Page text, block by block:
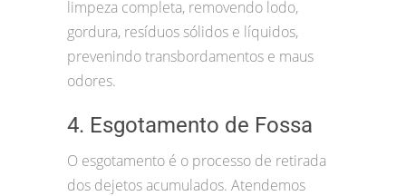
limpeza completa, removendo lodo,
gordura, resíduos sólidos e líquidos,
prevenindo transbordamentos e maus
odores.
4. Esgotamento de Fossa
O esgotamento é o processo de retirada
dos dejetos acumulados. Atendemos